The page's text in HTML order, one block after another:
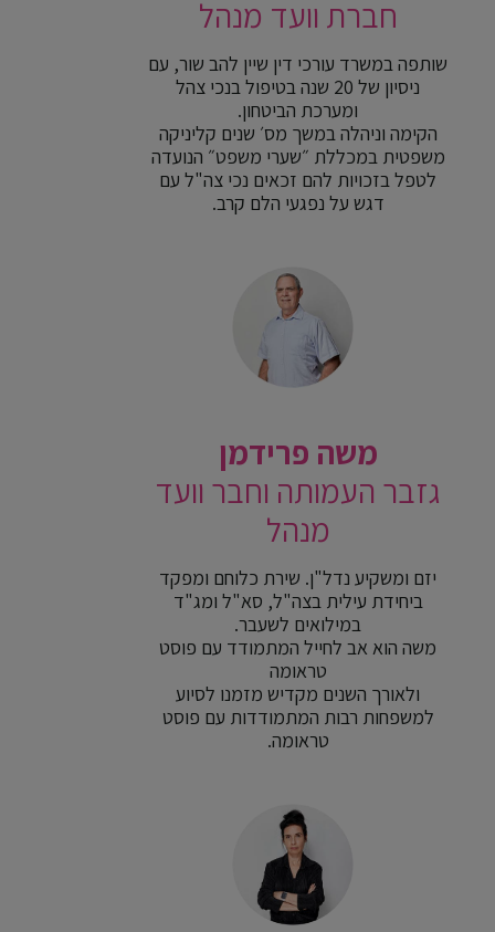
חברת וועד מנהל
שותפה במשרד עורכי דין שיין להב שור, עם
ניסיון של 20 שנה בטיפול בנכי צהל
ומערכת הביטחון.
הקימה וניהלה במשך מס׳ שנים קליניקה
משפטית במכללת ״שערי משפט״ הנועדה
לטפל בזכויות להם זכאים נכי צה"ל עם
דגש על נפגעי הלם קרב.
משה פרידמן
גזבר העמותה וחבר וועד
מנהל
יזם ומשקיע נדל"ן. שירת כלוחם ומפקד
ביחידת עילית בצה"ל, סא"ל ומג"ד
במילואים לשעבר.
משה הוא אב לחייל המתמודד עם פוסט
טראומה
ולאורך השנים מקדיש מזמנו לסיוע
למשפחות רבות המתמודדות עם פוסט
טראומה.